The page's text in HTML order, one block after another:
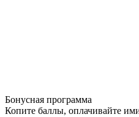
Бонусная программа
Копите баллы, оплачивайте